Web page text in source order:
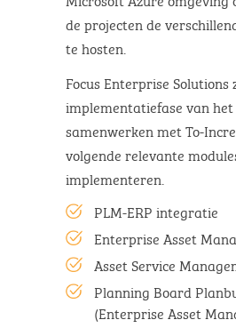
de projecten de
te hosten.
Focus Enterprise Solutions
implementatiefase van
samenwerken met To-
volgende relevante
implementeren.
PLM-ERP integratie
Enterprise Asset
Asset Service
Planning Board
(Enterprise Asset